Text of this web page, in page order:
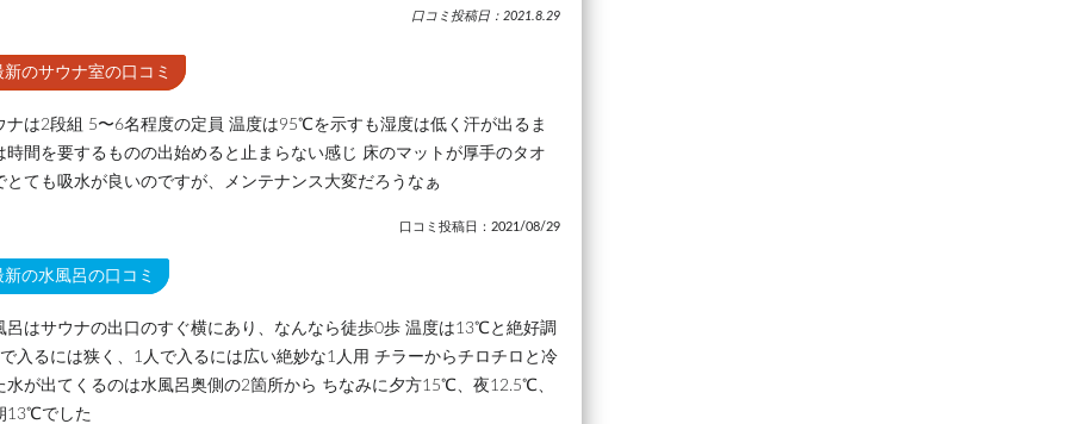
口コミ投稿日：2021.8.29
新のサウナ室の口コミ
ナは2段組 5〜6名程度の定員 温度は95℃を示すも湿度は低く汗が出るま
時間を要するものの出始めると止まらない感じ 床のマットが厚手のタオ
とても吸水が良いのですが、メンテナンス大変だろうなぁ
口コミ投稿日：2021/08/29
新の水風呂の口コミ
呂はサウナの出口のすぐ横にあり、なんなら徒歩0歩 温度は13℃と絶好調
入るには狭く、1人で入るには広い絶妙な1人用 チラーからチロチロと冷
水が出てくるのは水風呂奥側の2箇所から ちなみに夕方15℃、夜12.5℃、
13℃でした